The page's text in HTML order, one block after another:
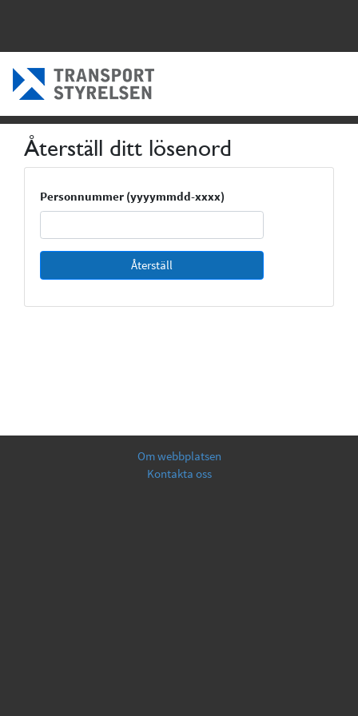
Återställ ditt lösenord
Personnummer (yyyymmdd-xxxx)
Om webbplatsen
Kontakta oss